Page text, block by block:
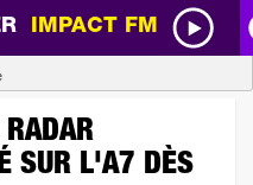
IMPACT FM
RADAR
SUR L'A7 DÈS
Télécharger